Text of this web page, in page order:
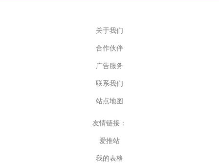
关于我们
合作伙伴
广告服务
联系我们
站点地图
友情链接：
爱推站
我的表格